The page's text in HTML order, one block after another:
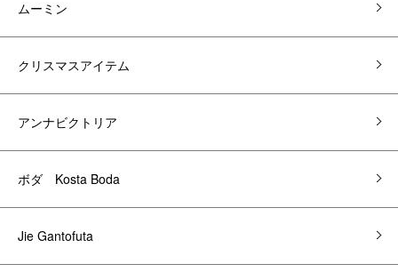
ムーミン
クリスマスアイテム
アンナビクトリア
ボダ Kosta Boda
Jie Gantofuta